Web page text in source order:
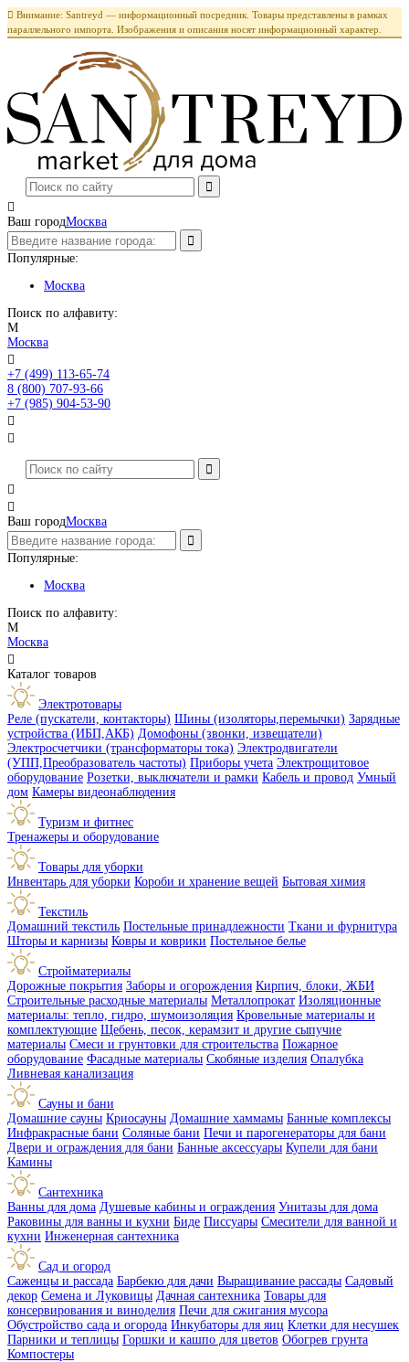
 Внимание: Santreyd — информационный посредник. Товары представлены в рамках
параллельного импорта. Изображения и описания носят информационный характер.

Ваш городМосква
Популярные:
Москва
Поиск по алфавиту:
М
Москва

+7 (499) 113-65-74
8 (800) 707-93-66
+7 (985) 904-53-90




Ваш городМосква
Популярные:
Москва
Поиск по алфавиту:
М
Москва

Каталог товаров
Электротовары
Реле (пускатели, контакторы) Шины (изоляторы,перемычки) Зарядные
устройства (ИБП,АКБ) Домофоны (звонки, извещатели)
Электросчетчики (трансформаторы тока) Электродвигатели
(УПП,Преобразователь частоты) Приборы учета Электрощитовое
оборудование Розетки, выключатели и рамки Кабель и провод Умный
дом Камеры видеонаблюдения
Туризм и фитнес
Тренажеры и оборудование
Товары для уборки
Инвентарь для уборки Короби и хранение вещей Бытовая химия
Текстиль
Домашний текстиль Постельные принадлежности Ткани и фурнитура
Шторы и карнизы Ковры и коврики Постельное белье
Стройматериалы
Дорожные покрытия Заборы и огорождения Кирпич, блоки, ЖБИ
Строительные расходные материалы Металлопрокат Изоляционные
материалы: тепло, гидро, шумоизоляция Кровельные материалы и
комплектующие Щебень, песок, керамзит и другие сыпучие
материалы Смеси и грунтовки для строительства Пожарное
оборудование Фасадные материалы Скобяные изделия Опалубка
Ливневая канализация
Сауны и бани
Домашние сауны Криосауны Домашние хаммамы Банные комплексы
Инфракрасные бани Соляные бани Печи и парогенераторы для бани
Двери и ограждения для бани Банные аксессуары Купели для бани
Камины
Сантехника
Ванны для дома Душевые кабины и ограждения Унитазы для дома
Раковины для ванны и кухни Биде Писсуары Смесители для ванной и
кухни Инженерная сантехника
Сад и огород
Саженцы и рассада Барбекю для дачи Выращивание рассады Садовый
декор Семена и Луковицы Дачная сантехника Товары для
консервирования и виноделия Печи для сжигания мусора
Обустройство сада и огорода Инкубаторы для яиц Клетки для несушек
Парники и теплицы Горшки и кашпо для цветов Обогрев грунта
Компостеры